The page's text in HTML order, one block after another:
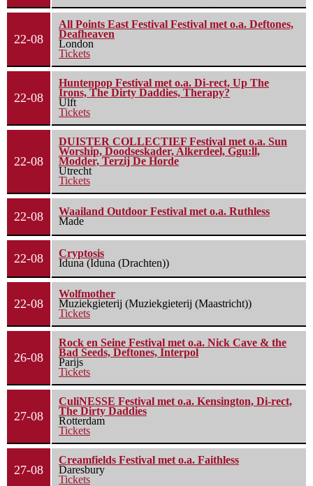
22-08
All Points East Festival Festival met o.a. Deftones,
Deafheaven
London
Tickets
22-08
Huntenpop Festival met o.a. Di-rect, Up The
Irons, The Dirty Daddies, Therapy?
Ulft
Tickets
22-08
DUISTER COLLECTIEF Festival met o.a. Sun
Worship, Doodseskader, Alkerdeel, Ggu:ll,
Modder, Terzij De Horde
Utrecht
Tickets
22-08
Waailand Outdoor Festival met o.a. Ruthless
Made
22-08
Cryptosis
Iduna (Iduna (Drachten))
22-08
Wolfmother
Muziekgieterij (Muziekgieterij (Maastricht))
Tickets
26-08
Rock en Seine Festival met o.a. Nick Cave & the
Bad Seeds, Deftones, Interpol
Parijs
Tickets
27-08
CuliNESSE Festival met o.a. Kensington, Di-rect,
The Dirty Daddies
Rotterdam
Tickets
27-08
Creamfields Festival met o.a. Faithless
Daresbury
Tickets